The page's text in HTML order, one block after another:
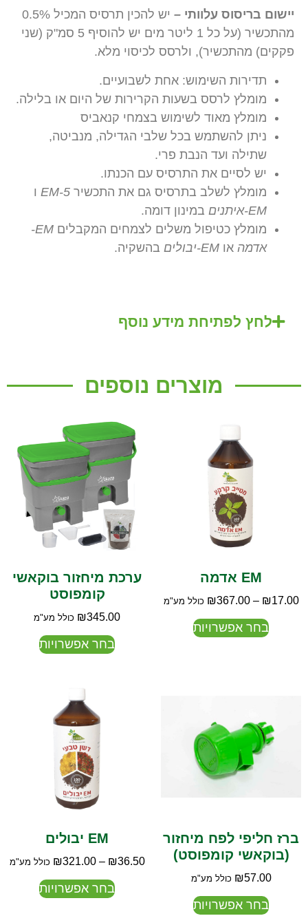
יישום בריסוס עלוותי –
יש להכין תרסיס המכיל 0.5%
מהתכשיר (על כל 1 ליטר מים יש להוסיף 5 סמ"ק (שני
פקקים) מהתכשיר), ולרסס לכיסוי מלא.
תדירות השימוש: אחת לשבועיים.
מומלץ לרסס בשעות הקרירות של היום או בלילה.
מומלץ מאוד לשימוש בצמחי קנאביס
ניתן להשתמש בכל שלבי הגדילה, מנביטה,
שתילה ועד הנבת פרי.
יש לסיים את התרסיס עם הכנתו.
מומלץ לשלב בתרסיס גם את התכשיר EM-5 ו
EM-איתנים
במינון דומה.
מומלץ כטיפול משלים לצמחים המקבלים
EM-
אדמה או EM-יבולים בהשקיה.
לחץ לפתיחת מידע נוסף
מוצרים נוספים
EM אדמה
₪17.00
–
₪367.00 כולל מע"מ
בחר אפשרויות
ערכת מיחזור בוקאשי
קומפוסט
₪345.00 כולל מע"מ
בחר אפשרויות
ברז חליפי לפח מיחזור
(בוקאשי קומפוסט)
₪57.00 כולל מע"מ
בחר אפשרויות
EM יבולים
₪36.50
–
₪321.00 כולל מע"מ
בחר אפשרויות